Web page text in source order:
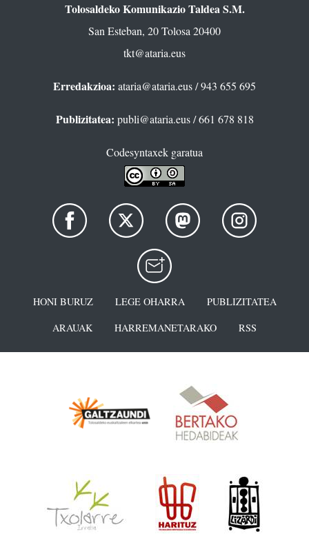
Tolosaldeko Komunikazio Taldea S.M.
San Esteban, 20 Tolosa 20400
tkt@ataria.eus
Erredakzioa: ataria@ataria.eus/ 943 655 695
Publizitatea: publi@ataria.eus/ 661 678 818
Codesyntaxek garatua
HONI BURUZ LEGE OHARRA
PUBLIZITATEA
ARAUAK
HARREMANETARAKO RSS